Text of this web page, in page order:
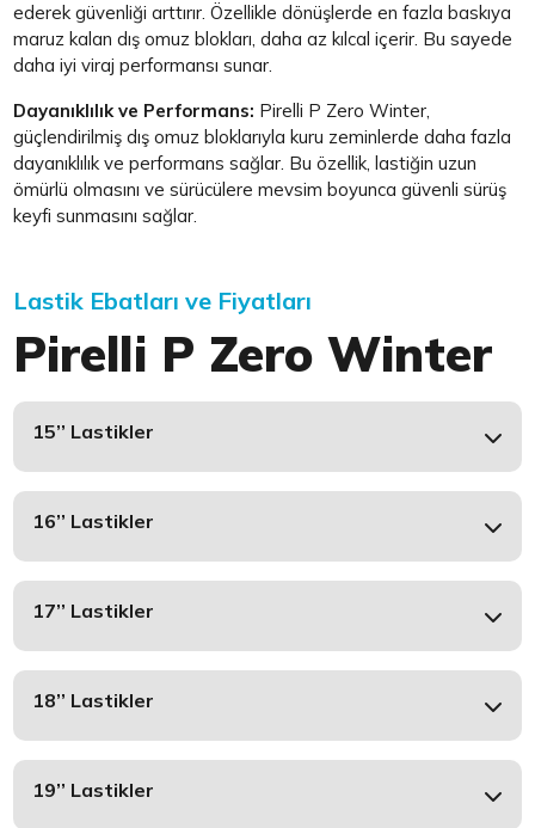
ederek güvenliği arttırır. Özellikle dönüşlerde en fazla baskıya
maruz kalan dış omuz blokları, daha az kılcal içerir. Bu sayede
daha iyi viraj performansı sunar.
Dayanıklılık ve Performans: Pirelli P Zero Winter,
güçlendirilmiş dış omuz bloklarıyla kuru zeminlerde daha fazla
dayanıklılık ve performans sağlar. Bu özellik, lastiğin uzun
ömürlü olmasını ve sürücülere mevsim boyunca güvenli sürüş
keyfi sunmasını sağlar.
Lastik Ebatları ve Fiyatları
Pirelli P Zero Winter
15’’ Lastikler
16’’ Lastikler
17’’ Lastikler
18’’ Lastikler
19’’ Lastikler